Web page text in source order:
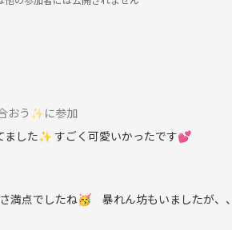
おう✨に参加
ました✨ すごく可愛いかったです💕
満点でしたね🥳 暴れん坊もいましたが、